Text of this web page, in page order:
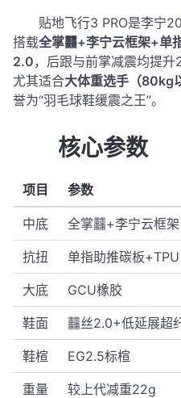
贴地飞行3 PRO是李宁
搭载全掌䨻+李宁云框架+单
2.0，后跟与前掌减震均提升
尤其适合大体重选手（80kg
誉为“羽毛球鞋缓震之王”。
核心参数
项目 参数
中底 全掌䨻+李宁云框架
抗扭 单指助推碳板+TPU
大底 GCU橡胶
鞋面 䨻丝2.0+低延展超
鞋楦 EG2.5标楦
重量 较上代减重22g